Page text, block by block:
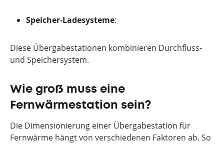
Speicher-Ladesysteme:
Diese Übergabestationen kombinieren Durchfluss-
und Speichersystem.
Wie groß muss eine
Fernwärmestation sein?
Die Dimensionierung einer Übergabestation für
Fernwärme hängt von verschiedenen Faktoren ab. So